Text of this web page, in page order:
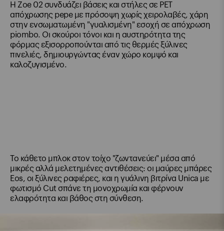
Η Zoe 02 συνδυάζει βάσεις και στήλες σε PET
απόχρωσης pepe με πρόσοψη χωρίς χειρολαβές, χάρη
στην ενσωματωμένη "γυαλισμένη" εσοχή σε απόχρωση
piombo. Οι σκούροι τόνοι και η αυστηρότητα της
φόρμας εξισορροπούνται από τις θερμές ξύλινες
πινελιές, δημιουργώντας έναν χώρο κομψό και
καλοζυγισμένο.
Το κάθετο μπλοκ στον τοίχο "ζωντανεύει" μέσα από
μικρές αλλά μελετημένες αντιθέσεις: οι μαύρες μπάρες
Eos, οι ξύλινες ραφιέρες, και η γυάλινη βιτρίνα Unica με
φωτισμό Cut σπάνε τη μονοχρωμία και φέρνουν
ελαφρότητα και βάθος στη σύνθεση.